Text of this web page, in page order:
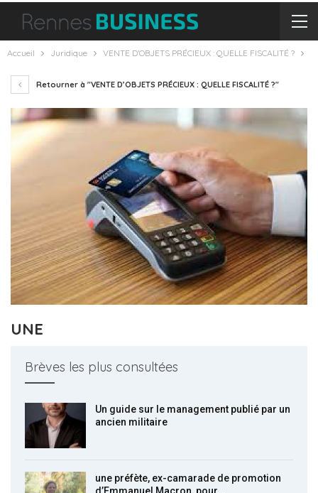
Accueil Juridique VENTE D’OBJETS PRÉCIEUX : QUELLE FISCALITÉ ?
Retourner à "VENTE D’OBJETS PRÉCIEUX : QUELLE FISCALITÉ ?"
UNE
Brèves les plus consultées
Un guide sur le management publié par un
ancien militaire
une préfète, ex-camarade de promotion